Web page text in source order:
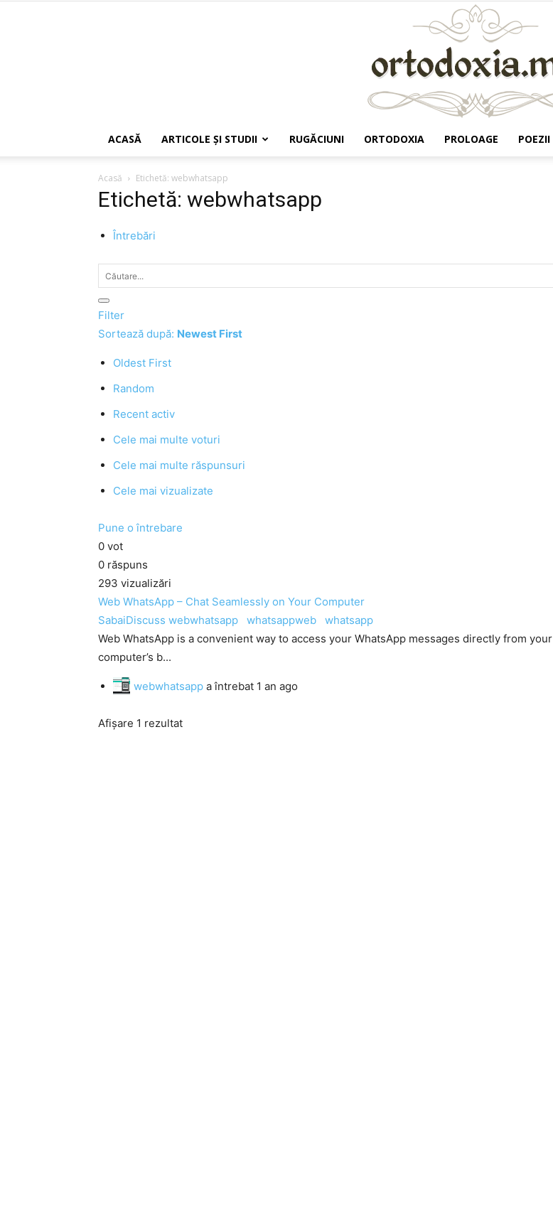
ACASĂ ARTICOLE ŞI STUDII RUGĂCIUNI ORTODOXIA PROLOAGE POEZII
Acasă Etichetă: webwhatsapp
Etichetă: webwhatsapp
Întrebări
Filter
Sortează după: Newest First
Oldest First
Random
Recent activ
Cele mai multe voturi
Cele mai multe răspunsuri
Cele mai vizualizate
Pune o întrebare
0 vot
0 răspuns
293 vizualizări
Web WhatsApp – Chat Seamlessly on Your Computer
SabaiDiscuss webwhatsapp whatsappweb
whatsapp
Web WhatsApp is a convenient way to access your WhatsApp messages directly from your
computer’s b...
webwhatsapp a întrebat 1 an ago
Afișare 1 rezultat